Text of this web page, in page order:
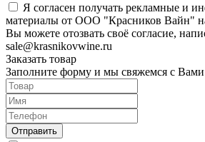
Я согласен получать рекламные и
материалы от ООО "Красников Вайн"
Вы можете отозвать своё согласие,
sale@krasnikovwine.ru
Заказать товар
Заполните форму и мы свяжемся с Вами
Отправить